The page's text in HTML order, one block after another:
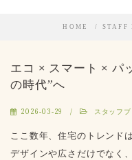
HOME STAFF
エコ × スマート × パ
の時代”へ
2026-03-29 スタッフ
ここ数年、住宅のトレンド
デザインや広さだけでなく